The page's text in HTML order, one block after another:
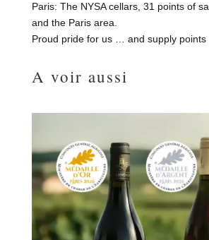
Paris: The NYSA cellars, 31 points of
and the Paris area.
Proud pride for us … and supply points
A voir aussi